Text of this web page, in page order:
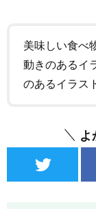
美味しい食べ
動きのあるイ
のあるイラス
よ